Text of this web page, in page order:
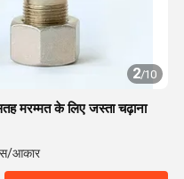
2/10
मरम्मत के लिए जस्ता चढ़ाना
आकार